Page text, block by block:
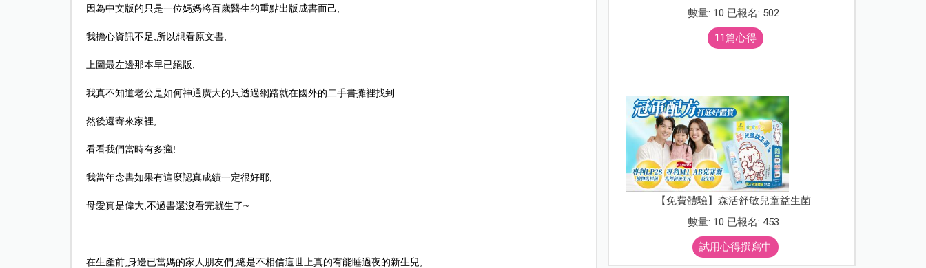
因為中文版的只是一位媽媽將百歲醫生的重點出版成書而己
我擔心資訊不足 所以想看原文書,
上圖最左邊那本早已絕版
我真不知道老公是如何神通廣大的只透過網路就在國外的二手書攤裡找到
然後還寄來家裡
看看我們當時有多瘋!
我當年念書如果有這麼認真成績一定很好耶,
母愛真是偉大, 不過書還沒看完就生了~
在生產前, 身邊已當媽的家人朋友們 總是不相信這世上真的有能睡過夜的新生兒
數量: 10 已報名: 502
11篇心得
【免費體驗】森活舒敏兒童益生菌
數量: 10 已報名: 453
試用心得撰寫中